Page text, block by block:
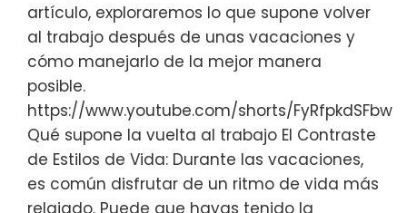
artículo, exploraremos lo que supone volver
al trabajo después de unas vacaciones y
cómo manejarlo de la mejor manera
posible.
https://www.youtube.com/shorts/FyRfpkdSFbw
Qué supone la vuelta al trabajo El Contraste
de Estilos de Vida: Durante las vacaciones,
es común disfrutar de un ritmo de vida más
relajado. Puede que hayas tenido la